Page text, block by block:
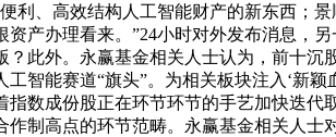
利、高效结构人工智能财产的新东西；
产办理看来。”24小时对外发布消息，
此外。永赢基金相关人士认为，前十
智能赛道“旗头”。为相关板块注入‘新
数成份股正在环节环节的手艺加快迭
制高点的环节范畴。永赢基金相关人